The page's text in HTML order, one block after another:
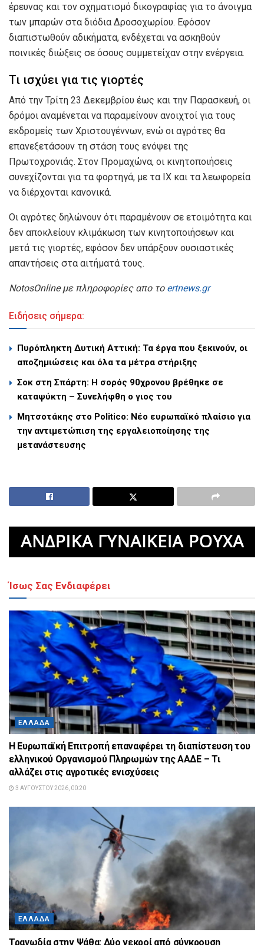
έρευνας και τον σχηματισμό δικογραφίας για το άνοιγμα
των μπαρών στα διόδια Δροσοχωρίου. Εφόσον
διαπιστωθούν αδικήματα, ενδέχεται να ασκηθούν
ποινικές διώξεις σε όσους συμμετείχαν στην ενέργεια.
Τι ισχύει για τις γιορτές
Από την Τρίτη 23 Δεκεμβρίου έως και την Παρασκευή, οι
δρόμοι αναμένεται να παραμείνουν ανοιχτοί για τους
εκδρομείς των Χριστουγέννων, ενώ οι αγρότες θα
επανεξετάσουν τη στάση τους ενόψει της
Πρωτοχρονιάς. Στον Προμαχώνα, οι κινητοποιήσεις
συνεχίζονται για τα φορτηγά, με τα ΙΧ και τα λεωφορεία
να διέρχονται κανονικά.
Οι αγρότες δηλώνουν ότι παραμένουν σε ετοιμότητα και
δεν αποκλείουν κλιμάκωση των κινητοποιήσεων και
μετά τις γιορτές, εφόσον δεν υπάρξουν ουσιαστικές
απαντήσεις στα αιτήματά τους.
NotosOnline με πληροφορίες απο το ertnews.gr
Ειδήσεις σήμερα:
Πυρόπληκτη Δυτική Αττική: Τα έργα που ξεκινούν, οι
αποζημιώσεις και όλα τα μέτρα στήριξης
Σοκ στη Σπάρτη: Η σορός 90χρονου βρέθηκε σε
καταψύκτη – Συνελήφθη ο γιος του
Μητσοτάκης στο Politico: Νέο ευρωπαϊκό πλαίσιο για
την αντιμετώπιση της εργαλειοποίησης της
μετανάστευσης
Ίσως Σας Ενδιαφέρει
ΕΛΛΆΔΑ
Η Ευρωπαϊκή Επιτροπή επαναφέρει τη διαπίστευση του
ελληνικού Οργανισμού Πληρωμών της ΑΑΔΕ – Τι
αλλάζει στις αγροτικές ενισχύσεις
3 ΑΥΓΟΎΣΤΟΥ 2026, 00:20
ΕΛΛΆΔΑ
Τραγωδία στην Ψάθα: Δύο νεκροί από σύγκρουση